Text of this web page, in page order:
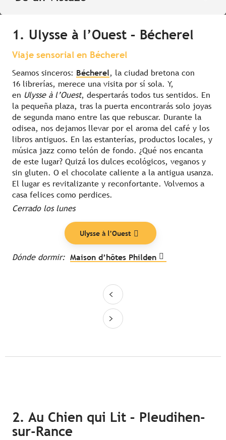
1. Ulysse à l’Ouest – Bécherel
Viaje sensorial en Bécherel
Seamos sinceros: Bécherel, la ciudad bretona con
16 librerías, merece una visita por sí sola. Y,
en Ulysse à l’Ouest, despertarás todos tus sentidos. En
la pequeña plaza, tras la puerta encontrarás solo joyas
de segunda mano entre las que rebuscar. Durante la
odisea, nos dejamos llevar por el aroma del café y los
libros antiguos. En las estanterías, productos locales, y
música jazz como telón de fondo. ¿Qué nos encanta
de este lugar? Quizá los dulces ecológicos, veganos y
sin gluten. O el chocolate caliente a la antigua usanza.
El lugar es revitalizante y reconfortante. Volvemos a
casa felices como perdices.
Cerrado los lunes
Ulysse à l’Ouest
Dónde dormir: Maison d’hôtes Philden
2. Au Chien qui Lit – Pleudihen-
sur-Rance